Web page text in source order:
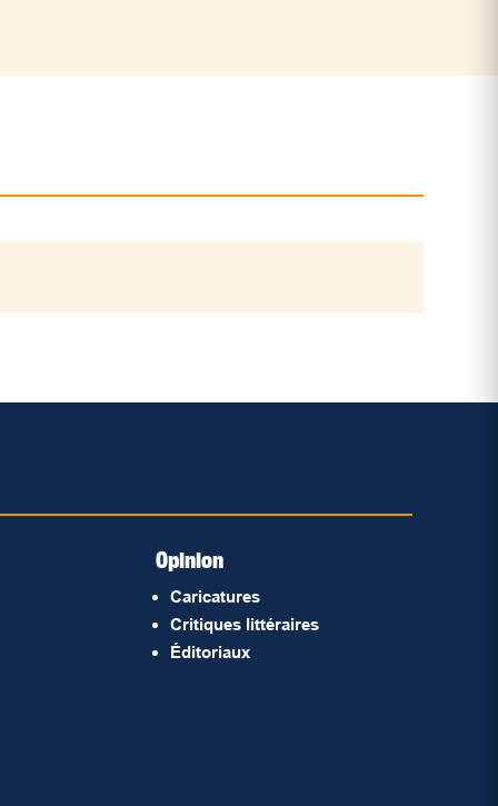
Opinion
Caricatures
Critiques littéraires
Éditoriaux